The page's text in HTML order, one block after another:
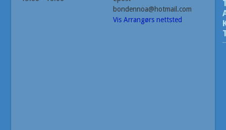
bondennoa@hotmail.com
Vis Arrangørs nettsted